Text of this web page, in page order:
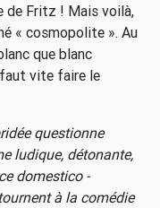
de Fritz ! Mais voilà,
« cosmopolite ». Au
que blanc
faut vite faire le
questionne
ludique, détonante,
domestico -
à la comédie